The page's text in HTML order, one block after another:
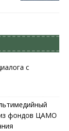
с
из фондов ЦАМО